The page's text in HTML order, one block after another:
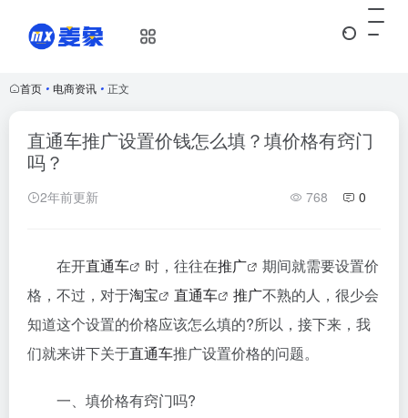
首页 • 电商资讯 • 正文
直通车推广设置价钱怎么填？填价格有窍门
吗？
2年前更新 768 0
在开直通车 时，往往在推广
期间就需要设置价
格，不过，对于淘宝 直通车 推广不熟的人，很少会
知道这个设置的价格应该怎么填的?所以，接下来，我
们就来讲下关于直通车推广设置价格的问题。
一、填价格有窍门吗?